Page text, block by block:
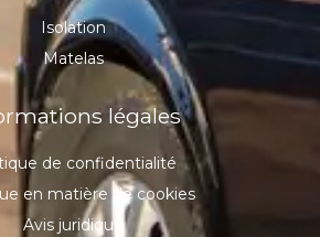
Isolation
Matelas
légales
de confidentialité
en matière de cookies
Avis juridique